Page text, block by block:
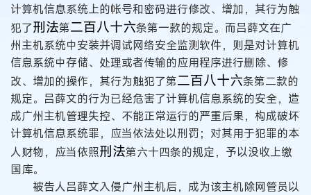
计算机信息系统上的帐号和密码进行修改、增加，其行为触
犯了刑法第二百八十六条第一款的规定。而吕薛文在广
州主机系统中安装并调试网络安全监测软件，则是对计算机
信息系统中存储、处理或者传输的应用程序进行删除、修
改、增加的操作，其行为触犯了第二百八十六条第二款的
规定。吕薛文的行为已经危害了计算机信息系统的安全，造
成广州主机管理失控、不能正常运行的严重后果，构成破坏
计算机信息系统罪，应当依法处以刑罚；对其用于犯罪的本
人财物，应当依照刑法第六十四条的规定，予以没收上缴
国库。
被告人吕薛文入侵广州主机后，成为该主机除网管员以